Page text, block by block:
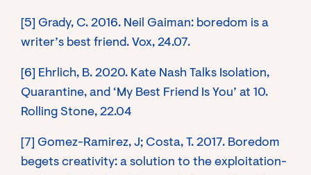
[5] Grady, C. 2016. Neil Gaiman: boredom is a
writer’s best friend. Vox, 24.07.
[6] Ehrlich, B. 2020. Kate Nash Talks Isolation,
Quarantine, and ‘My Best Friend Is You’ at 10.
Rolling Stone, 22.04
[7] Gomez-Ramirez, J; Costa, T. 2017. Boredom
begets creativity: a solution to the exploitation-